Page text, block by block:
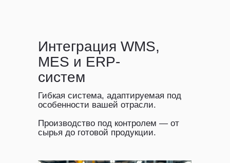
Интеграция WMS,
MES и ERP-
систем
Гибкая система, адаптируемая под
особенности вашей отрасли.
Производство под контролем — от
сырья до готовой продукции.